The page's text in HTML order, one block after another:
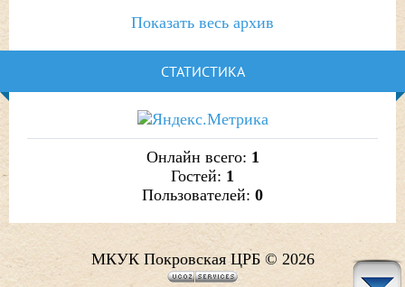
Показать весь архив
СТАТИСТИКА
Онлайн всего: 1
Гостей: 1
Пользователей: 0
МКУК Покровская ЦРБ © 2026